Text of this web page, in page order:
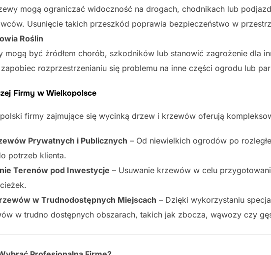
mogą ograniczać widoczność na drogach, chodnikach lub
Usunięcie takich przeszkód poprawia bezpieczeństwo w
Roślin
mogą być źródłem chorób, szkodników lub stanowić zagrożenie dla
rozprzestrzenianiu się problemu na inne części ogrodu lub
Firmy w Wielkopolsce
firmy zajmujące się wycinką drzew i krzewów oferują
Prywatnych i Publicznych – Od niewielkich ogrodów po
potrzeb klienta.
Terenów pod Inwestycje – Usuwanie krzewów w celu
w Trudnodostępnych Miejscach – Dzięki wykorzystaniu
w trudno dostępnych obszarach, takich jak zbocza, wąwozy czy